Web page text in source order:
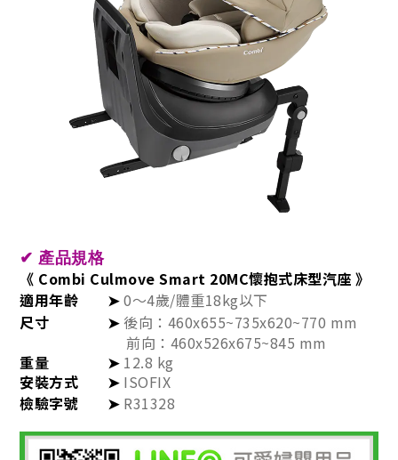
✔ 產品規格
《 Combi Culmove Smart 20MC懷抱式床型汽座 》
適用年齡
➤0～4歲/體重18kg以下
尺寸
➤後向：460x655~735x620~770 mm
前向：460x526x675~845 mm
重量
➤ 12.8 kg
安裝方式
➤ ISOFIX
檢驗字號
➤ R31328